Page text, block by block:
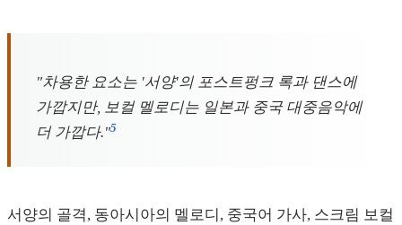
"차용한 요소는 '서양'의 포스트펑크 록과 댄스에
가깝지만, 보컬 멜로디는 일본과 중국 대중음악에
더 가깝다."5
서양의 골격, 동아시아의 멜로디, 중국어 가사, 스크림 보컬